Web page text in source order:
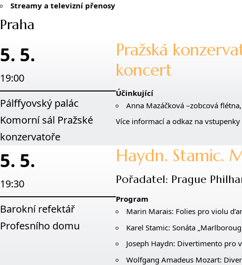
Streamy a televizní přenosy
Praha
5. 5.
19:00
Pálffyovský palác
Komorní sál Pražské
konzervatoře
Pražská
koncert
Účinkující
Anna Mazáčková –zobcová
Více informací a odkaz na vstupenky
5. 5.
19:30
Barokní refektář
Profesního domu
Haydn. Stamic.
Pořadatel: Prague
Program
Marin Marais: Folies pro violu
Karel Stamic: Sonáta
Joseph Haydn: Divertimento pro
Wolfgang Amadeus Mozart: